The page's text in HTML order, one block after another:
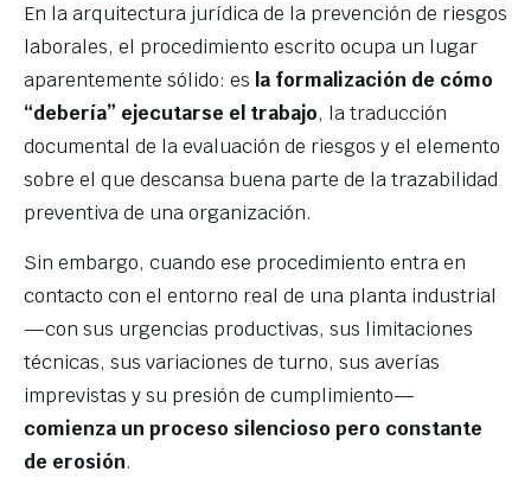
En la arquitectura jurídica de la prevención de riesgos
laborales, el procedimiento escrito ocupa un lugar
aparentemente sólido: es la formalización de cómo
“debería” ejecutarse el trabajo, la traducción
documental de la evaluación de riesgos y el elemento
sobre el que descansa buena parte de la trazabilidad
preventiva de una organización.
Sin embargo, cuando ese procedimiento entra en
contacto con el entorno real de una planta industrial
—con sus urgencias productivas, sus limitaciones
técnicas, sus variaciones de turno, sus averías
imprevistas y su presión de cumplimiento—
comienza un proceso silencioso pero constante
de erosión.